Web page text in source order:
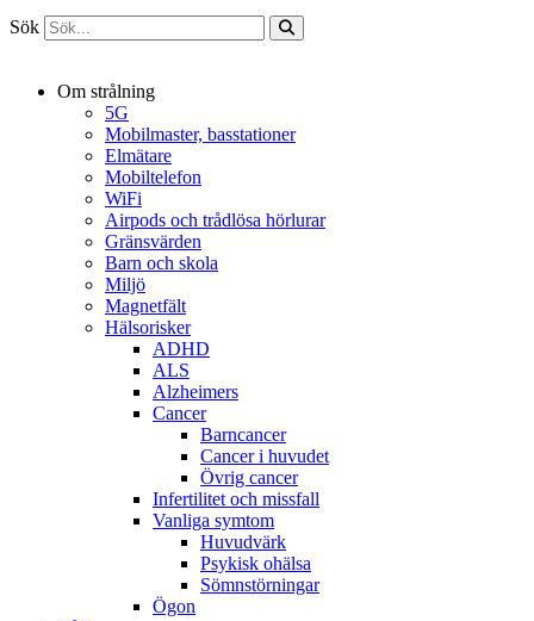
Sök
Om strålning
5G
Mobilmaster, basstationer
Elmätare
Mobiltelefon
WiFi
Airpods och trådlösa hörlurar
Gränsvärden
Barn och skola
Miljö
Magnetfält
Hälsorisker
ADHD
ALS
Alzheimers
Cancer
Barncancer
Cancer i huvudet
Övrig cancer
Infertilitet och missfall
Vanliga symtom
Huvudvärk
Psykisk ohälsa
Sömnstörningar
Ögon